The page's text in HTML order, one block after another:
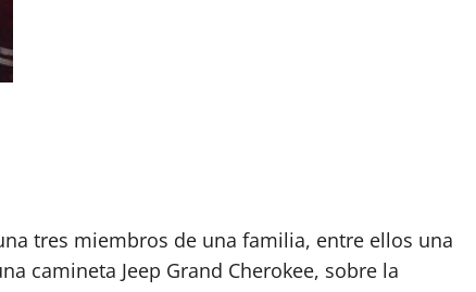
tres miembros de una familia, entre ellos una
camineta Jeep Grand Cherokee, sobre la